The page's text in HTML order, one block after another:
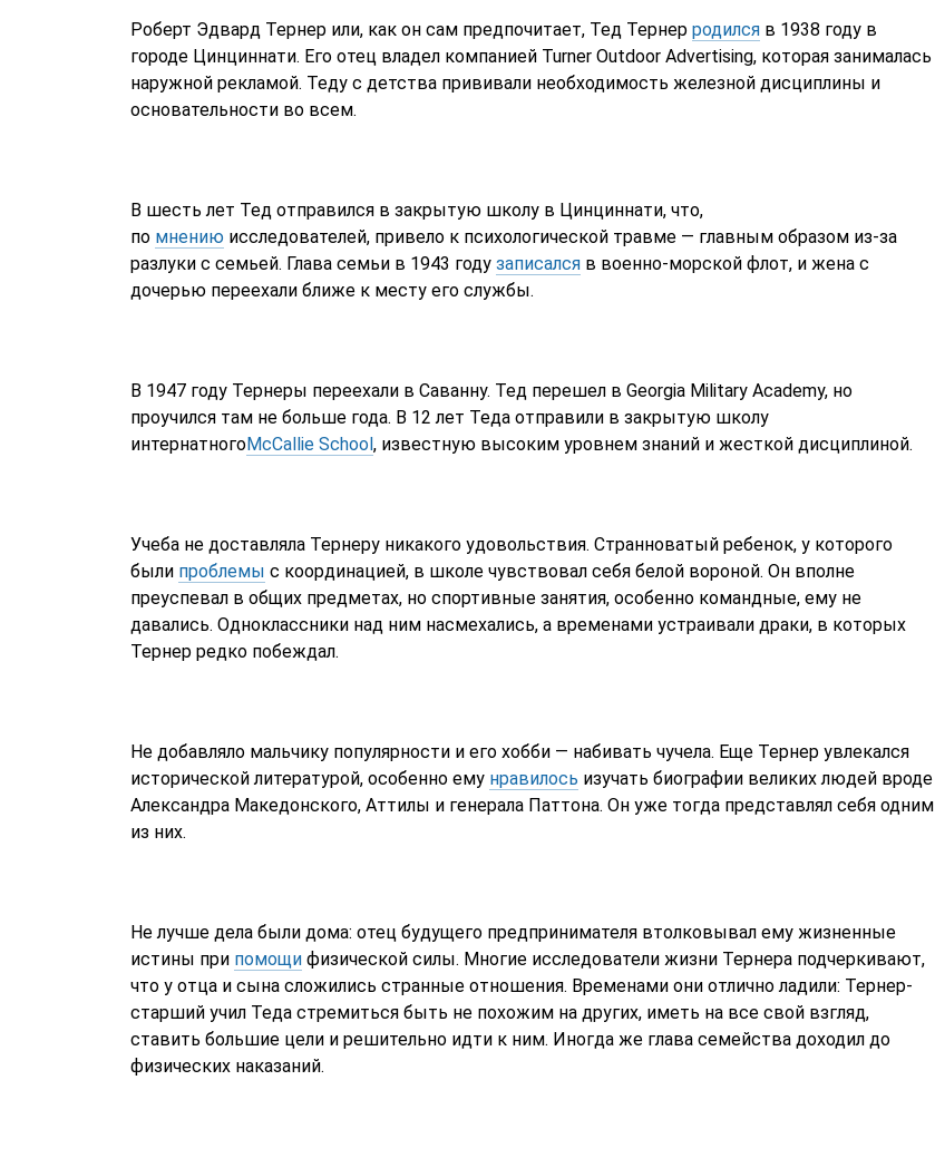
Роберт Эдвард Тернер или, как он сам предпочитает, Тед Тернер родился в 1938 году в
городе Цинциннати. Его отец владел компанией Turner Outdoor Advertising, которая занималась
наружной рекламой. Теду с детства прививали необходимость железной дисциплины и
основательности во всем.
В шесть лет Тед отправился в закрытую школу в Цинциннати, что,
по мнению исследователей, привело к психологической травме — главным образом из-за
разлуки с семьей. Глава семьи в 1943 году записался в военно-морской флот, и жена с
дочерью переехали ближе к месту его службы.
В 1947 году Тернеры переехали в Саванну. Тед перешел в Georgia Military Academy, но
проучился там не больше года. В 12 лет Теда отправили в закрытую школу
интернатногоMcCallie School, известную высоким уровнем знаний и жесткой дисциплиной.
Учеба не доставляла Тернеру никакого удовольствия. Странноватый ребенок, у которого
были проблемы с координацией, в школе чувствовал себя белой вороной. Он вполне
преуспевал в общих предметах, но спортивные занятия, особенно командные, ему не
давались. Одноклассники над ним насмехались, а временами устраивали драки, в которых
Тернер редко побеждал.
Не добавляло мальчику популярности и его хобби — набивать чучела. Еще Тернер увлекался
исторической литературой, особенно ему нравилось изучать биографии великих людей вроде
Александра Македонского, Аттилы и генерала Паттона. Он уже тогда представлял себя одним
из них.
Не лучше дела были дома: отец будущего предпринимателя втолковывал ему жизненные
истины при помощи физической силы. Многие исследователи жизни Тернера подчеркивают,
что у отца и сына сложились странные отношения. Временами они отлично ладили: Тернер-
старший учил Теда стремиться быть не похожим на других, иметь на все свой взгляд,
ставить большие цели и решительно идти к ним. Иногда же глава семейства доходил до
физических наказаний.